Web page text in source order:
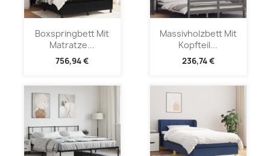
Boxspringbett Mit
Matratze...
756,94 €
Massivholzbett Mit
Kopfteil...
236,74 €